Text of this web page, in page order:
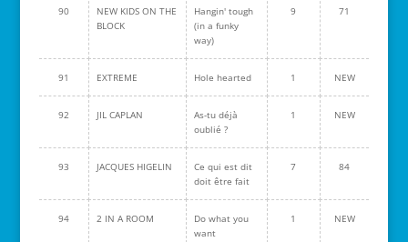
90
NEW KIDS ON THE
BLOCK
Hangin' tough
(in a funky
way)
9 71
91 EXTREME Hole hearted 1 NEW
92 JIL CAPLAN
As-tu déjà
oublié ?
1 NEW
93 JACQUES HIGELIN
Ce qui est dit
doit être fait
7 84
94 2 IN A ROOM
Do what you
want
1 NEW